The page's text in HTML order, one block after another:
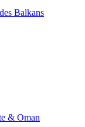
Balkans
& Oman